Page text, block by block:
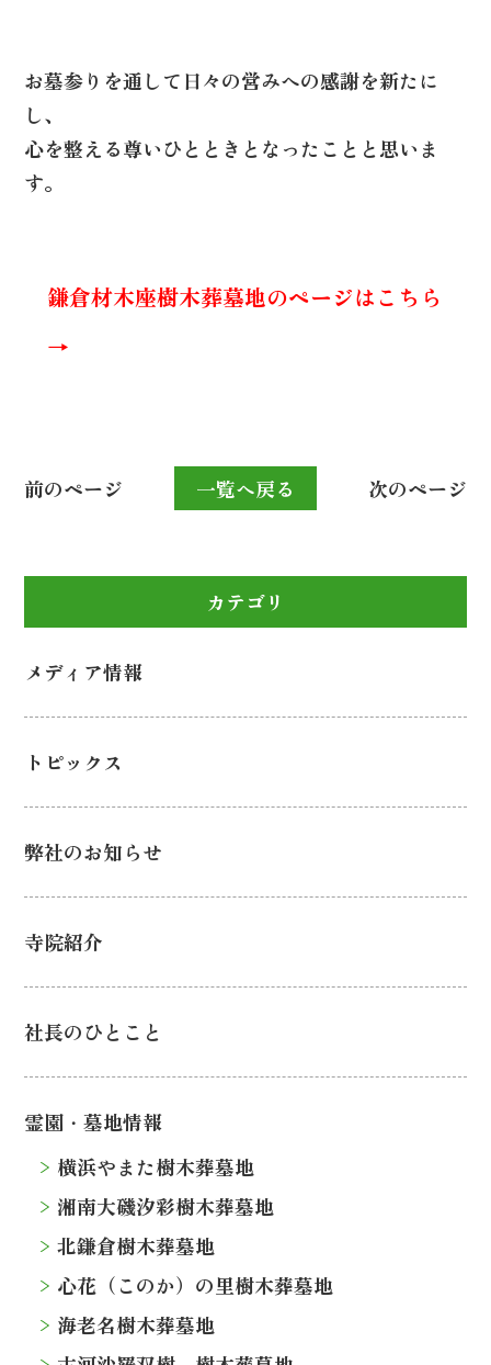
お墓参りを通して日々の営みへの感謝を新たに
し、
心を整える尊いひとときとなったことと思いま
す。
鎌倉材木座樹木葬墓地のページはこちら
→
前のページ 一覧へ戻る 次のページ
カテゴリ
メディア情報
トピックス
弊社のお知らせ
寺院紹介
社長のひとこと
霊園・墓地情報
横浜やまた樹木葬墓地
湘南大磯汐彩樹木葬墓地
北鎌倉樹木葬墓地
心花（このか）の里樹木葬墓地
海老名樹木葬墓地